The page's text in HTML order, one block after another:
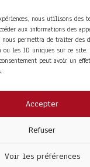
nous utilisons des
aux informations des
nous permettra de traiter des
ou les ID uniques sur ce
peut avoir un
Accepter
Refuser
Voir les préférences
Adhérer